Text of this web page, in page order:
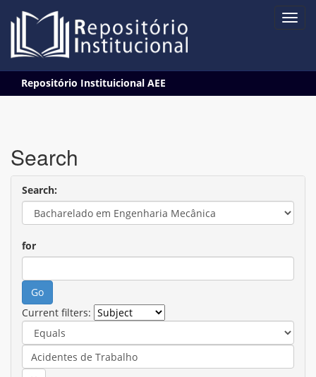
navigation
Repositório Instituicional AEE
Search
Search:
for
Current filters: